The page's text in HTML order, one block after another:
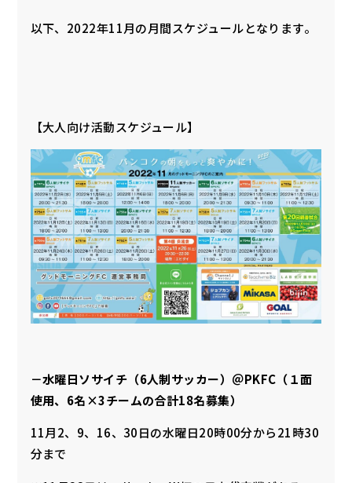
以下、2022年11月の月間スケジュールとなります。
【大人向け活動スケジュール】
－水曜日ソサイチ（6人制サッカー）＠PKFC（１面
使用、6名×3チームの合計18名募集）
11月2、9、16、30日の水曜日20時00分から21時30
分まで